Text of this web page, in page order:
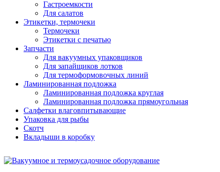
Гастроемкости
Для салатов
Этикетки, термочеки
Термочеки
Этикетки с печатью
Запчасти
Для вакуумных упаковщиков
Для запайщиков лотков
Для термоформовочных линий
Ламинированная подложка
Ламинированная подложка круглая
Ламинированная подложка прямоугольная
Салфетки влаговпитывающие
Упаковка для рыбы
Скотч
Вкладыши в коробку